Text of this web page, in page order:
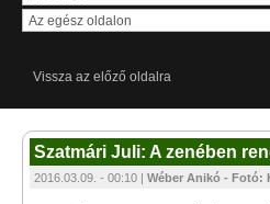
Vissza az előző oldalra
Szatmári Juli: A zenében
2016.03.09. - 00:10 | Wéber Anikó - Fotó: